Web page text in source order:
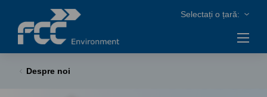
Despre noi